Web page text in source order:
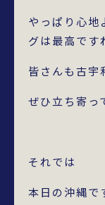
やっぱり心地
グは最高です
皆さんも古宇
ぜひ立ち寄っ
それでは
本日の沖縄で